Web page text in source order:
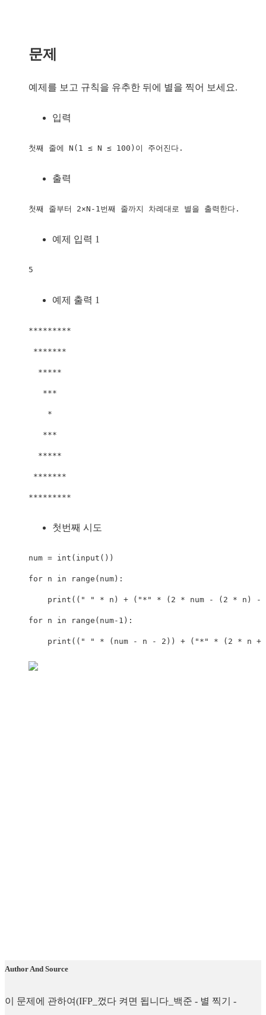
문제
예제를 보고 규칙을 유추한 뒤에 별을 찍어 보세요.
입력
첫째 줄에 N(1 ≤ N ≤ 100)이 주어진다.
출력
첫째 줄부터 2×N-1번째 줄까지 차례대로 별을 출력한다.
예제 입력 1
5
예제 출력 1
*********
*******
  *****
   ***
    *
   ***
  *****
*******
*********
첫번째 시도
num = int(input())
for n in range(num):
print((" " * n) + ("*" * (2 * num - (2 * n) -
for n in range(num-1):
print((" " * (num - n - 2)) + ("*" * (2 * n +
Author And Source
이 문제에 관하여(IFP_껐다 켜면 됩니다_백준 - 별 찍기 -